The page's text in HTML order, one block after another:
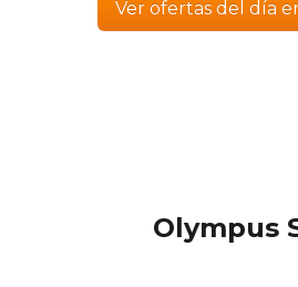
Ver ofertas del día
Olympus